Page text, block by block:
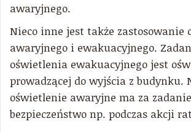
awaryjnego.
Nieco inne jest także zastosowanie
awaryjnego i ewakuacyjnego.
oświetlenia ewakuacyjnego jest
prowadzącej do wyjścia z budynku.
oświetlenie awaryjne ma za
bezpieczeństwo np. podczas akcji